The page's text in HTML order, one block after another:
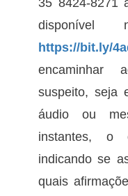
35 8424-8271
https://bit.ly/
encaminhar
suspeito, seja
áudio ou
instantes, o
indicando se
quais